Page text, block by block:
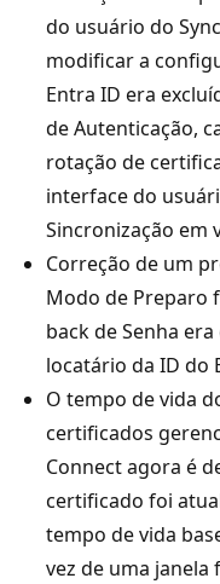
do usuário do
modificar a
Entra ID era
de Autenticação,
rotação de
interface do
Sincronização em
Correção de um
Modo de Preparo
back de Senha
locatário da ID do
O tempo de vida
certificados
Connect agora é
certificado foi
tempo de vida
vez de uma janela